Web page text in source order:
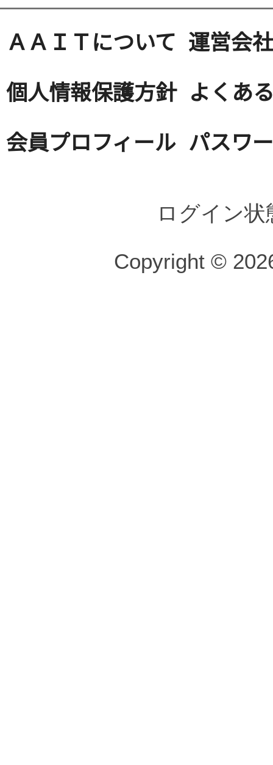
ＡＡＩＴについて 運営会社
個人情報保護方針 よくあ
会員プロフィール パスワ
ログイン
Copyright ©